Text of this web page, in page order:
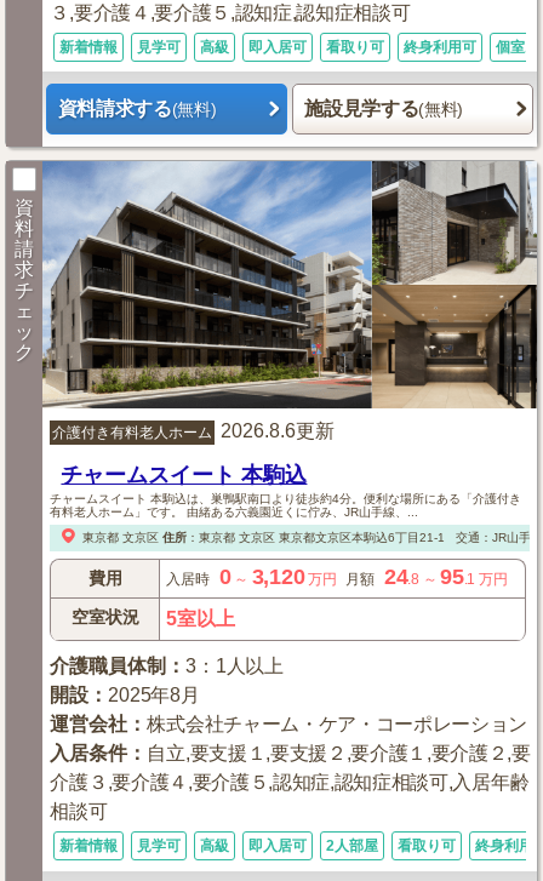
３,要介護４,要介護５,認知症,認知症相談可
新着情報 見学可 高級 即入居可 看取り可 終身利用可 個室あ
資料請求する(無料) 施設見学する(無料)
資
料
請
求
チ
ェ
ッ
ク
介護付き有料老人ホーム 2026.8.6更新
チャームスイート 本駒込
チャームスイート 本駒込は、巣鴨駅南口より徒歩約4分。便利な場所にある「介護付き
有料老人ホーム」です。 由緒ある六義園近くに佇み、JR山手線、...
東京都 文京区 住所： 東京都 文京区東京都文京区本駒込6丁目21-1 交通：JR山手
費用 入居時 0～ 3,120万円 月額 24.8 ～95.1 万円
空室状況 5室以上
介護職員体制 ：3：1人以上
開設 ： 2025年8月
運営会社 ：株式会社チャーム・ケア・コーポレーション
入居条件： 自立,要支援１,要支援２,要介護１,要介護２,要
介護３,要介護４,要介護５,認知症,認知症相談可,入居年齢
相談可
新着情報 見学可 高級 即入居可 2人部屋 看取り可 終身利用